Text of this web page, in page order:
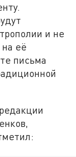
и не
её
письма